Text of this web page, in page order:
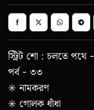
স্ট্রিট শো : চলতে পথে
পর্ব - ৩৩
✳️ নামকরণ
✳️ গোলক ধাঁধা